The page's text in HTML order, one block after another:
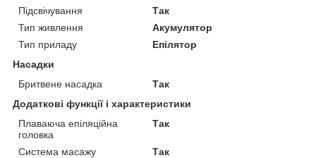
Підсвічування
Так
Тип живлення
Акумулятор
Тип приладу
Епілятор
Насадки
Бритвене насадка
Так
Додаткові функції і характеристики
Плаваюча епіляційна
головка
Так
Система масажу
Так